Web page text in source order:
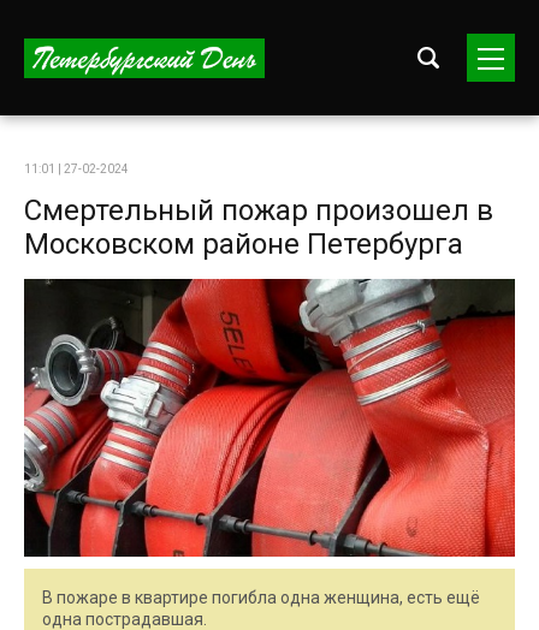
11:01 | 27-02-2024
Смертельный пожар произошел в
Московском районе Петербурга
В пожаре в квартире погибла одна женщина, есть ещё
одна пострадавшая.